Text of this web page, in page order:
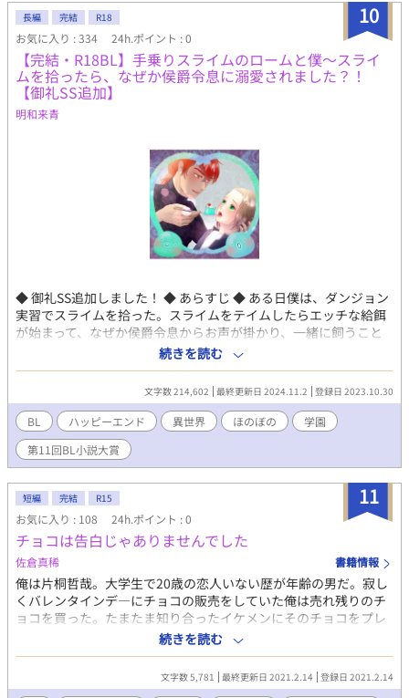
10
長編 完結 R18
お気に入り : 334 24h.ポイント : 0
【完結・R18BL】手乗りスライムのロームと僕〜スライ
ムを拾ったら、なぜか侯爵令息に溺愛されました？！
【御礼SS追加】
明和来青
◆ 御礼SS追加しました！ ◆ あらすじ ◆ ある日僕は、ダンジョン
実習でスライムを拾った。スライムをテイムしたらエッチな給餌
が始まって、なぜか侯爵令息からお声が掛かり、一緒に飼うこと
になってしまって、気が付いたら恋人に？！ いきなり背後注意で
す。 ◆ ジャスパー・ジュール（Jasper Joule） ジュール子爵家三
男。 薄い茶髪に翠玉の目、頬にそばかす。ちょっと童顔で線の細
いガリ勉タイプ。 運動神経はからっきし、と本人は思っている。
従魔はスライムのローム。 ◆ キース・ケラハー（Keith
Kellegher） ケラハー侯爵家次男。 赤髪赤目、オレンジ寄り。脳
筋。人前での一人称は僕、心の中では俺。 腹黒残念イケメン。声
はテノール。 ジャスパーからスライムのロームを借り受けること
になった。 ◆ ローレンス・リドゲート（Laurence Lydgate） リ
ドゲート伯爵家四男。 黒髪黒目。ストレートの長髪、鋭い目つ
き、無愛想。一人称は私。 無自覚俺様。女子生徒からはクールな
イケメン枠で人気がある。 従魔はLeonard レナード、翼を生やし
た赤目の黒蛇。 ◆ R18シーンを含む話には、サブタイトルに※印
をつけています。そしてほとんど付いています。ご注意くださ
い。 ◆ 他サイトにも掲載しています。 ◆ 表紙はまめ先生
（@mamedanuki_bl）に描いていただきました。まめ先生あり
がとうございます！
続きを読む
文字数 214,602 最終更新日 2024.11.2 登録日 2023.10.30
BL ハッピーエンド 異世界 ほのぼの
学園
第11回BL小説大賞
11
短編 完結 R15
お気に入り : 108 24h.ポイント : 0
チョコは告白じゃありませんでした
佐倉真稀 書籍情報
俺は片桐哲哉。大学生で20歳の恋人いない歴が年齢の男だ。寂し
くバレンタインデ―にチョコの販売をしていた俺は売れ残りのチ
ョコを買った。たまたま知り合ったイケメンにそのチョコをプレ
ゼントして…。 残念美人と残念イケメンの恋の話。 他サイトにも
掲載。
続きを読む
文字数 5,781 最終更新日 2021.2.14 登録日 2021.2.14